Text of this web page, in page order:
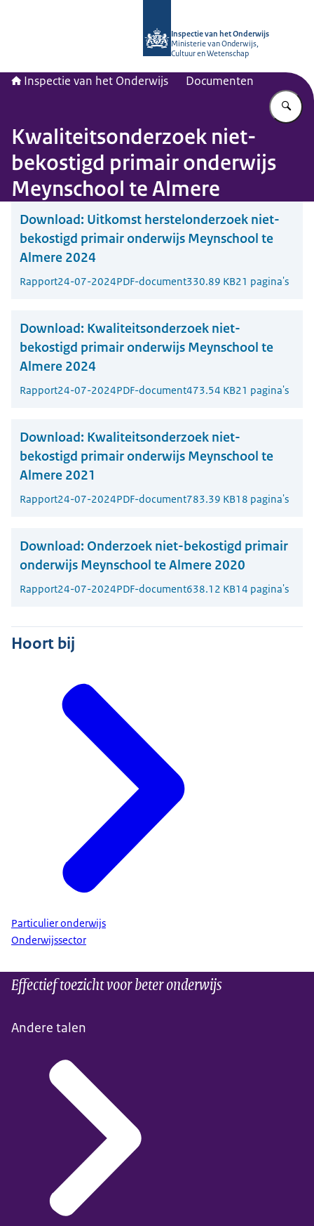
Inspectie van het Onderwijs
Ministerie van Onderwijs,
Cultuur en Wetenschap
Inspectie van het Onderwijs Documenten
Kwaliteitsonderzoek niet-
bekostigd primair onderwijs
Meynschool te Almere
Download: Uitkomst herstelonderzoek niet-
bekostigd primair onderwijs Meynschool te
Almere 2024
Rapport24-07-2024PDF-document330.89 KB21 pagina's
Download: Kwaliteitsonderzoek niet-
bekostigd primair onderwijs Meynschool te
Almere 2024
Rapport24-07-2024PDF-document473.54 KB21 pagina's
Download: Kwaliteitsonderzoek niet-
bekostigd primair onderwijs Meynschool te
Almere 2021
Rapport24-07-2024PDF-document783.39 KB18 pagina's
Download: Onderzoek niet-bekostigd primair
onderwijs Meynschool te Almere 2020
Rapport24-07-2024PDF-document638.12 KB14 pagina's
Hoort bij
Particulier onderwijs
Onderwijssector
Effectief toezicht voor beter onderwijs
Andere talen